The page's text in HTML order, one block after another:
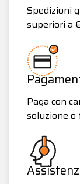
Spedizioni
superiori a
Paga con
soluzione